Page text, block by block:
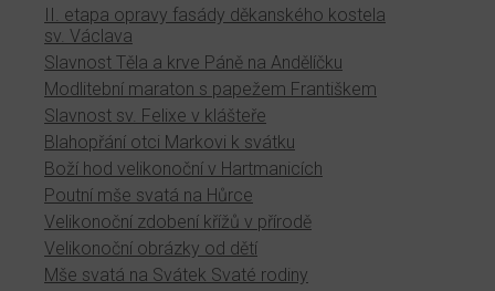
II. etapa opravy fasády děkanského kostela
sv. Václava
Slavnost Těla a krve Páně na Andělíčku
Modlitební maraton s papežem Františkem
Slavnost sv. Felixe v klášteře
Blahopřání otci Markovi k svátku
Boží hod velikonoční v Hartmanicích
Poutní mše svatá na Hůrce
Velikonoční zdobení křížů v přírodě
Velikonoční obrázky od dětí
Mše svatá na Svátek Svaté rodiny